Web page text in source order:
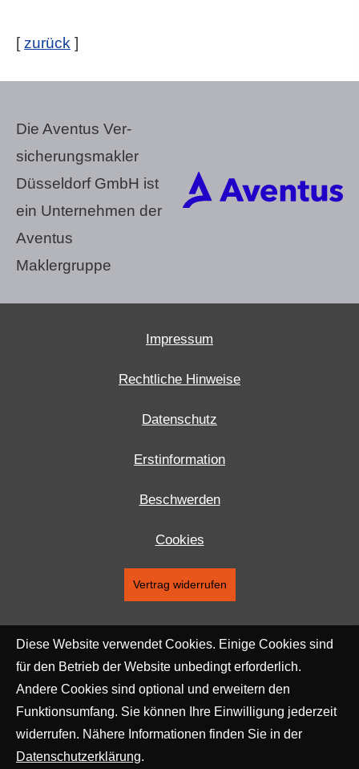
[zurück ]
Die Aventus Ver­
sicherungs­makler
Düsseldorf GmbH ist
ein Unternehmen der
Aventus
Maklergruppe
Impressum
Rechtliche Hinweise
Datenschutz
Erstinformation
Beschwerden
Cookies
Vertrag widerrufen
Diese Website verwendet Cookies. Einige Cookies sind
für den Betrieb der Website unbedingt erforderlich.
Andere Cookies sind optional und erweitern den
Funktionsumfang. Sie können Ihre Einwilligung jederzeit
widerrufen. Nähere Informationen finden Sie in der
Datenschutzerklärung.